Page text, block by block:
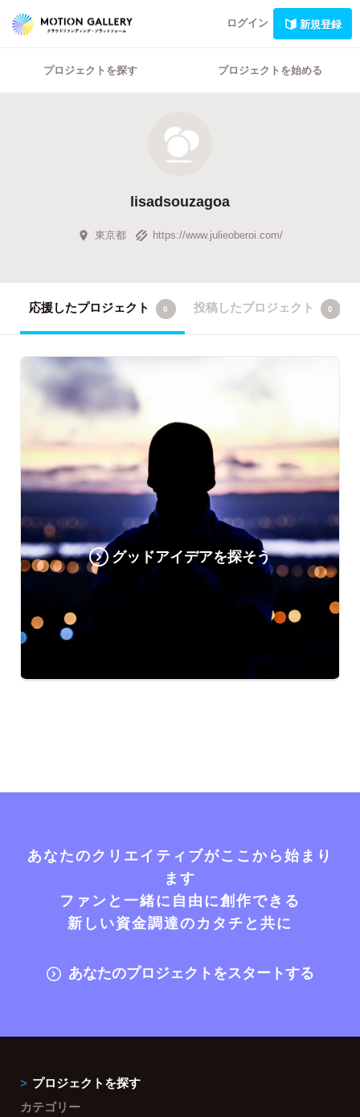
ログイン 新規登録
プロジェクトを探す プロジェクトを始める
lisadsouzagoa
東京都 https://www.julieoberoi.com/
応援したプロジェクト 0 投稿したプロジェクト 0
グッドアイデアを探そう
あなたのクリエイティブがここから始まり
ます
ファンと一緒に自由に創作できる
新しい資金調達のカタチと共に
あなたのプロジェクトをスタートする
プロジェクトを探す
カテゴリー